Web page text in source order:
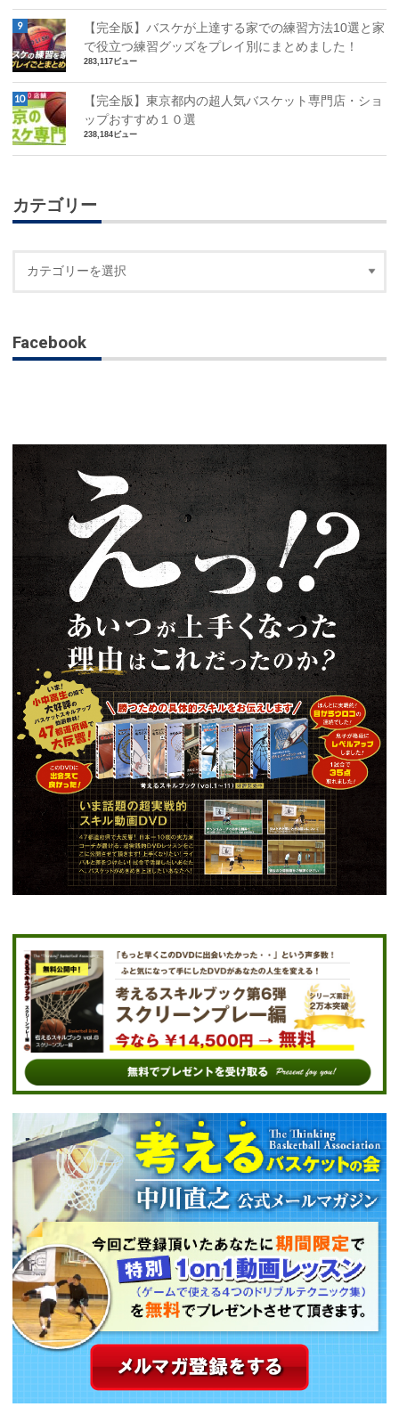
【完全版】バスケが上達する家での練習方法10選と家
で役立つ練習グッズをプレイ別にまとめました！
283,117ビュー
【完全版】東京都内の超人気バスケット専門店・ショ
ップおすすめ１０選
238,184ビュー
カテゴリー
Facebook